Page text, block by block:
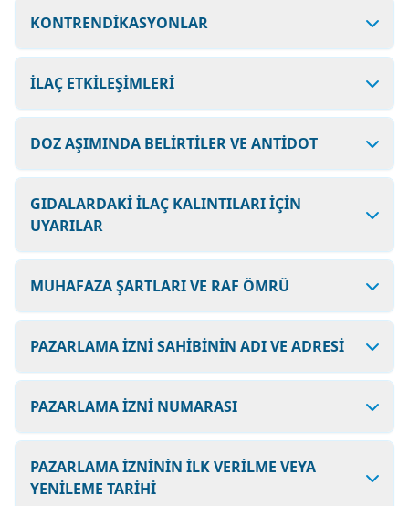
KONTRENDİKASYONLAR
İLAÇ ETKİLEŞİMLERİ
DOZ AŞIMINDA BELİRTİLER VE ANTİDOT
GIDALARDAKİ İLAÇ KALINTILARI İÇİN
UYARILAR
MUHAFAZA ŞARTLARI VE RAF ÖMRÜ
PAZARLAMA İZNİ SAHİBİNİN ADI VE ADRESİ
PAZARLAMA İZNİ NUMARASI
PAZARLAMA İZNİNİN İLK VERİLME VEYA
YENİLEME TARİHİ